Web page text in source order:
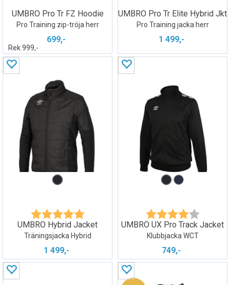
UMBRO Pro Tr FZ Hoodie
Pro Training zip-tröja herr
699,-
Rek 999,-
UMBRO Pro Tr Elite Hybrid Jkt
Pro Training jacka herr
1 499,-
Betyg: 5.0 utav 5 stjärnor
UMBRO Hybrid Jacket
Träningsjacka Hybrid
1 499,-
Betyg: 4.0 utav
UMBRO UX Pro Track Jacket
Klubbjacka WCT
749,-